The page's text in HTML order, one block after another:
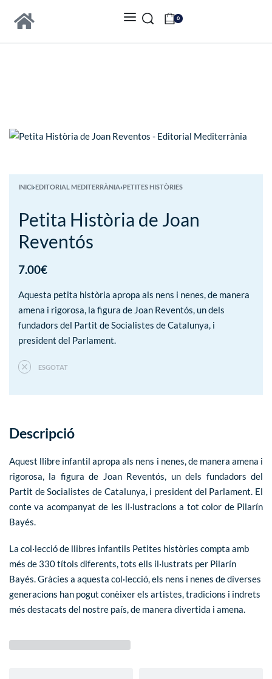
0
INICI›EDITORIAL MEDITERRÀNIA›PETITES HISTÒRIES
Petita Història de Joan
Reventós
7.00€
Aquesta petita història apropa als nens i nenes, de manera
amena i rigorosa, la figura de Joan Reventós, un dels
fundadors del Partit de Socialistes de Catalunya, i
president del Parlament.
ESGOTAT
Descripció
Aquest llibre infantil apropa als nens i nenes, de manera amena i
rigorosa, la figura de Joan Reventós, un dels fundadors del
Partit de Socialistes de Catalunya, i president del Parlament. El
conte va acompanyat de les il·lustracions a tot color de Pilarín
Bayés.
La col·lecció de llibres infantils Petites històries compta amb
més de 330 títols diferents, tots ells il·lustrats per Pilarín
Bayés. Gràcies a aquesta col·lecció, els nens i nenes de diverses
generacions han pogut conèixer els artistes, tradicions i indrets
més destacats del nostre país, de manera divertida i amena.